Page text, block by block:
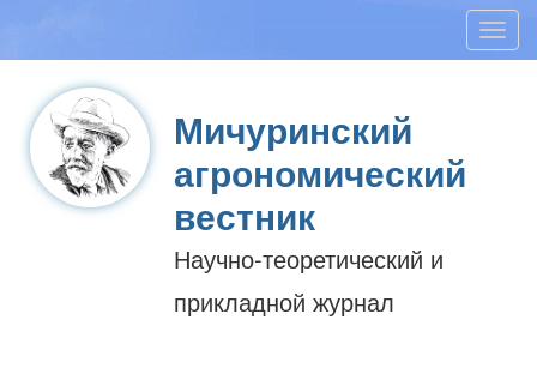
Мичуринский
агрономический
вестник
Научно-теоретический и
прикладной журнал